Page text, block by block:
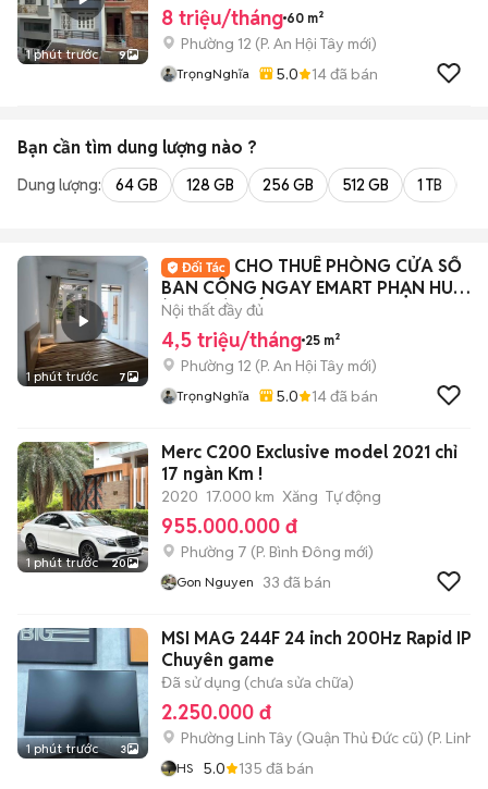
1 phút trước 9
8 triệu/tháng 60 m²
Phường 12 (P. An Hội Tây mới)
TrọngNghĩa 5.0 14đã bán
Bạn cần tìm dung lượng nào ?
Dung lượng: 64 GB 128 GB 256 GB 512 GB 1 TB
1 phút trước 7
CHO THUÊ PHÒNG CỬA SỔ
BAN CÔNG NGAY EMART PHẠN HUY
ÍCH - GÒ VẤP
Nội thất đầy đủ
4,5 triệu/tháng 25 m²
Phường 12 (P. An Hội Tây mới)
TrọngNghĩa 5.0 14đã bán
1 phút trước 20
Merc C200 Exclusive model 2021 chỉ
17 ngàn Km !
2020 17.000 km Xăng Tự động
955.000.000 đ
Phường 7 (P. Bình Đông mới)
Gon Nguyen 33 đã bán
1 phút trước 3
MSI MAG 244F 24 inch 200Hz Rapid IPS
Chuyên game
Đã sử dụng (chưa sửa chữa)
2.250.000 đ
Phường Linh Tây (Quận Thủ Đức cũ) (P. Linh
HS 5.0 135 đã bán